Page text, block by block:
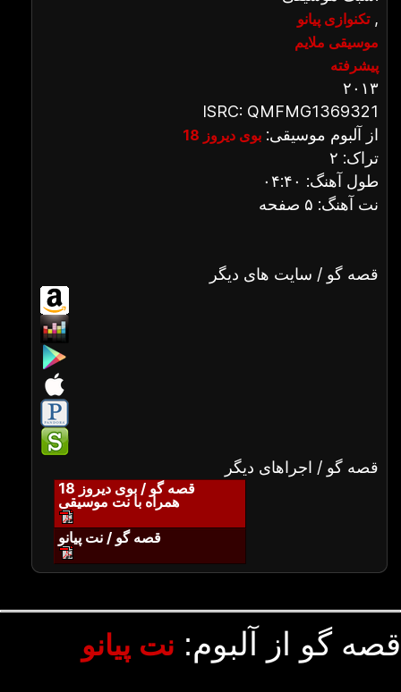
تکنوازی پیانو,
موسیقی ملایم
پیشرفته
۲۰۱۳
ISRC: QMFMG1369321
از آلبوم موسیقی: بوی دیروز 18
تراک: ۲
طول آهنگ: ۰۴:۴۰
نت آهنگ: ۵ صفحه
قصه گو / سایت های دیگر
قصه گو / اجراهای دیگر
قصه گو / بوی دیروز 18
همراه با نت موسیقی
قصه گو / نت پیانو
قصه گو از آلبوم: نت پیانو